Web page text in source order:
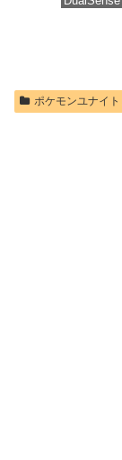
価格：
価格：
ポケモンユナイ